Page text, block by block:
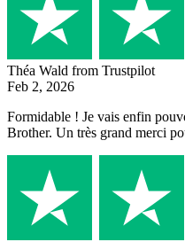
Théa Wald from Trustpilot
Feb 2, 2026
Formidable ! Je vais enfin
Brother. Un très grand merci